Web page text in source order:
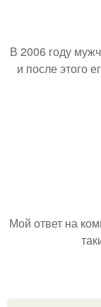
В 2006 году
и после этого
Мой ответ на